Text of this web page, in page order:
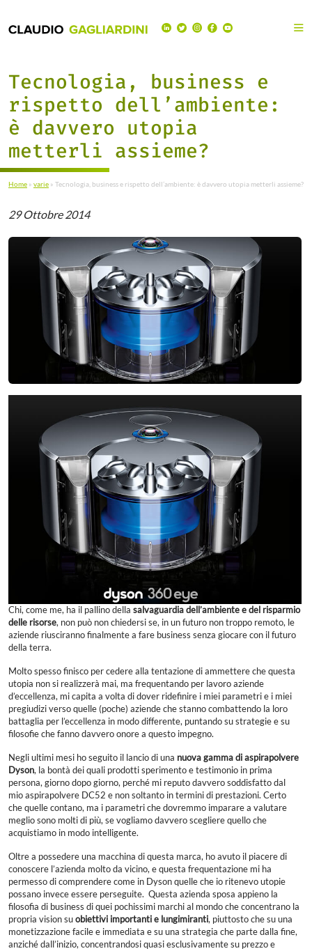
Tecnologia, business e
rispetto dell’ambiente:
è davvero utopia
metterli assieme?
Home » varie » Tecnologia, business e rispetto dell’ambiente: è davvero utopia metterli assieme?
29 Ottobre 2014
Chi, come me, ha il pallino della salvaguardia dell’ambiente e del risparmio
delle risorse, non può non chiedersi se, in un futuro non troppo remoto, le
aziende riusciranno finalmente a fare business senza giocare con il futuro
della terra.
Molto spesso finisco per cedere alla tentazione di ammettere che questa
utopia non si realizzerà mai, ma frequentando per lavoro aziende
d’eccellenza, mi capita a volta di dover ridefinire i miei parametri e i miei
pregiudizi verso quelle (poche) aziende che stanno combattendo la loro
battaglia per l’eccellenza in modo differente, puntando su strategie e su
filosofie che fanno davvero onore a questo impegno.
Negli ultimi mesi ho seguito il lancio di una nuova gamma di aspirapolvere
Dyson, la bontà dei quali prodotti sperimento e testimonio in prima
persona, giorno dopo giorno, perché mi reputo davvero soddisfatto dal
mio aspirapolvere DC52 e non soltanto in termini di prestazioni. Certo
che quelle contano, ma i parametri che dovremmo imparare a valutare
meglio sono molti di più, se vogliamo davvero scegliere quello che
acquistiamo in modo intelligente.
Oltre a possedere una macchina di questa marca, ho avuto il piacere di
conoscere l’azienda molto da vicino, e questa frequentazione mi ha
permesso di comprendere come in Dyson quelle che io ritenevo utopie
possano invece essere perseguite. Questa azienda sposa appieno la
filosofia di business di quei pochissimi marchi al mondo che concentrano la
propria vision su obiettivi importanti e lungimiranti, piuttosto che su una
monetizzazione facile e immediata e su una strategia che parte dalla fine,
anziché dall’inizio, concentrandosi quasi esclusivamente su prezzo e